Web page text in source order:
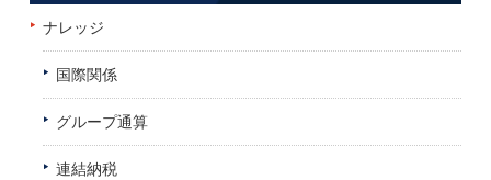
ナレッジ
国際関係
グループ通算
連結納税